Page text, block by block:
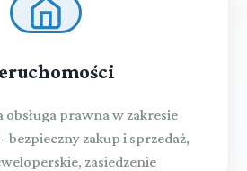
obsługa prawna w zakresie
bezpieczny zakup i sprzedaż,
zasiedzenie